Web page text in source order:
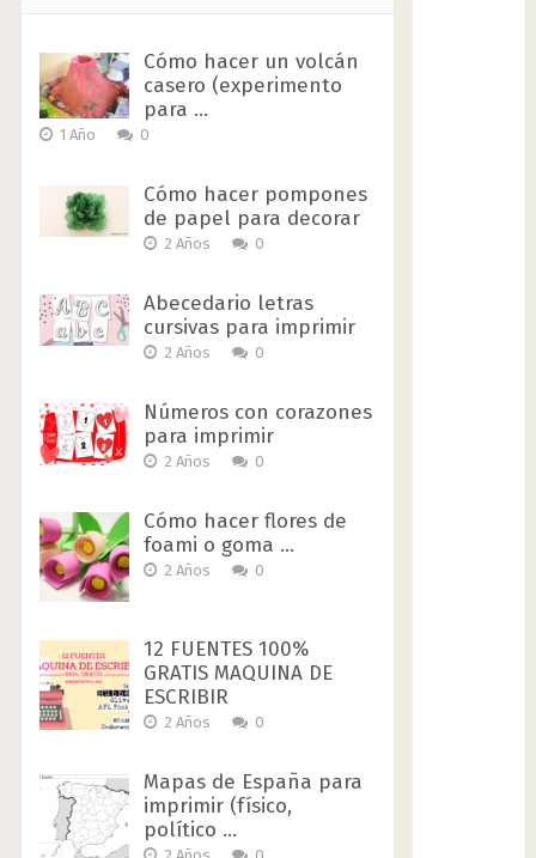
Cómo hacer un volcán
casero (experimento
para …
1 Año 0
Cómo hacer pompones
de papel para decorar
2 Años 0
Abecedario letras
cursivas para imprimir
2 Años 0
Números con corazones
para imprimir
2 Años 0
Cómo hacer flores de
foami o goma …
2 Años 0
12 FUENTES 100%
GRATIS MAQUINA DE
ESCRIBIR
2 Años 0
Mapas de España para
imprimir (físico,
político …